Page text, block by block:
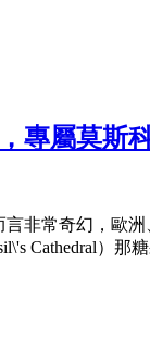
專屬莫斯
非常奇幻，歐
Cathedral）那